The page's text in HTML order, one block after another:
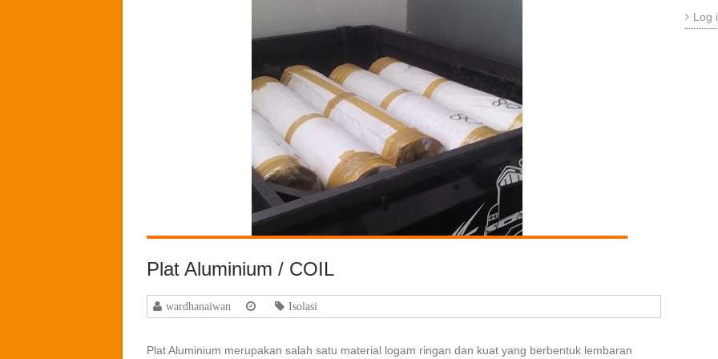
Plat Aluminium / COIL
wardhanaiwan Isolasi
Plat Aluminium merupakan salah satu material logam ringan dan kuat yang berbentuk lembaran
Log